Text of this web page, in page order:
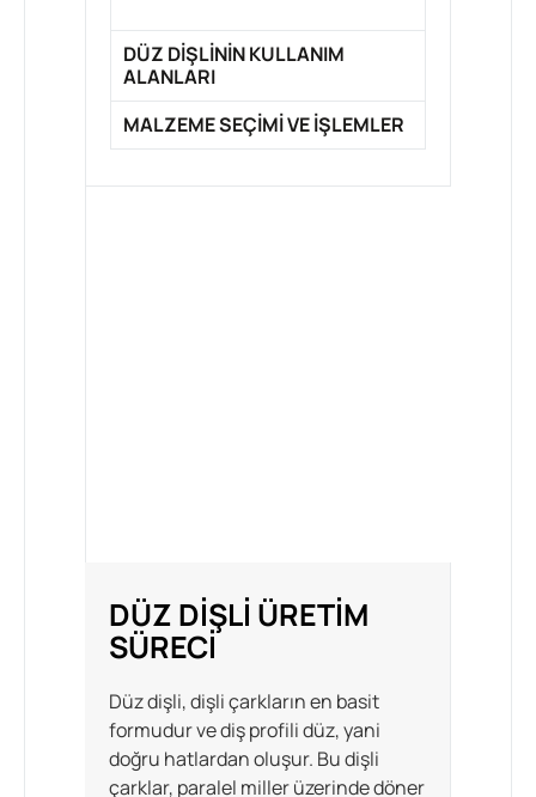
DÜZ DIŞLININ KULLANIM
ALANLARI
MALZEME SEÇİMİ VE İŞLEMLER
DÜZ DIŞLI ÜRETIM
SÜRECI
Düz dişli, dişli çarkların en basit
formudur ve diş profili düz, yani
doğru hatlardan oluşur. Bu dişli
çarklar, paralel miller üzerinde döner